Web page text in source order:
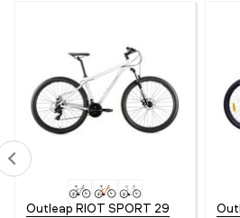
Outleap RIOT SPORT 29